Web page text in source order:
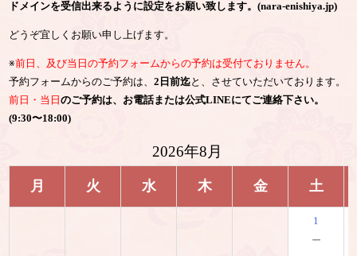
ドメインを受信出来るように設定をお願い致します。(nara-enishiya.jp)
どうぞ宜しくお願い申し上げます。
※前日、及び当日の予約フォームからの予約は受付ておりません。
予約フォームからのご予約は、2日前迄と、させていただいております。
前日・当日のご予約は、お電話または公式LINEにてご連絡下さい。
(9:30〜18:00)
2026年8月
月 火 水 木 金 土
1
－